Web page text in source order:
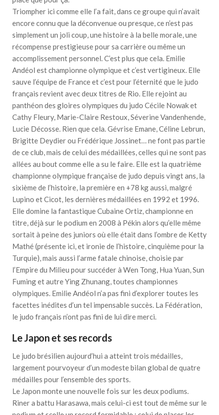
Triompher ici comme elle l’a fait, dans ce groupe qui n’avait
encore connu que la déconvenue ou presque, ce n’est pas
simplement un joli coup, une histoire à la belle morale, une
récompense prestigieuse pour sa carrière ou même un
accomplissement personnel. C’est plus que cela. Emilie
Andéol est championne olympique et c’est vertigineux. Elle
sauve l’équipe de France et c’est pour l’éternité que le judo
français revient avec deux titres de Rio. Elle rejoint au
panthéon des gloires olympiques du judo Cécile Nowak et
Cathy Fleury, Marie-Claire Restoux, Séverine Vandenhende,
Lucie Décosse. Rien que cela. Gévrise Emane, Céline Lebrun,
Brigitte Deydier ou Frédérique Jossinet… ne font pas partie
de ce club, mais de celui des médaillées, celles qui ne sont pas
allées au bout comme elle a su le faire. Elle est la quatrième
championne olympique française de judo depuis vingt ans, la
sixième de l’histoire, la première en +78 kg aussi, malgré
Lupino et Cicot, les dernières médaillées en 1992 et 1996.
Elle domine la fantastique Cubaine Ortiz, championne en
titre, déjà sur le podium en 2008 à Pékin alors qu’elle même
sortait à peine des juniors où elle était dans l’ombre de Ketty
Mathé (présente ici, et ironie de l’histoire, cinquième pour la
Turquie), mais aussi l’arme fatale chinoise, choisie par
l’Empire du Milieu pour succéder à Wen Tong, Hua Yuan, Sun
Fuming et autre Ying Zhunang, toutes championnes
olympiques. Emilie Andéol n’a pas fini d’explorer toutes les
facettes inédites d’un tel impensable succès. La Fédération,
le judo français n’ont pas fini de lui dire merci.
Le Japon et ses records
Le judo brésilien aujourd’hui a atteint trois médailles,
largement pourvoyeur d’un modeste bilan global de quatre
médailles pour l’ensemble des sports.
Le Japon monte une nouvelle fois sur les deux podiums.
Riner a battu Harasawa, mais celui-ci est tout de même sur le